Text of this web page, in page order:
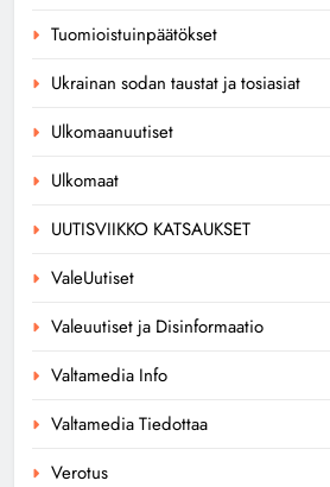
Tuomioistuinpäätökset
Ukrainan sodan taustat ja tosiasiat
Ulkomaanuutiset
Ulkomaat
UUTISVIIKKO KATSAUKSET
ValeUutiset
Valeuutiset ja Disinformaatio
Valtamedia Info
Valtamedia Tiedottaa
Verotus